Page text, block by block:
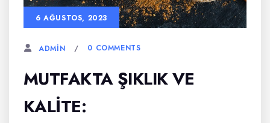
6 AĞUSTOS, 2023
ADMIN 0 COMMENTS
MUTFAKTA ŞIKLIK VE
KALITE: